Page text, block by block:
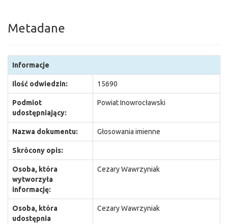
Metadane
Informacje
Ilość odwiedzin: 15690
Podmiot
udostępniający:
Powiat Inowrocławski
Nazwa dokumentu: Głosowania imienne
Skrócony opis:
Osoba, która
wytworzyła
informację:
Cezary Wawrzyniak
Osoba, która
udostępnia
Cezary Wawrzyniak